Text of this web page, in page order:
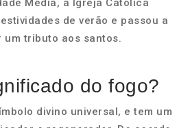
Média, a Igreja Católica
de verão e passou a
um tributo aos santos.
do fogo?
divino universal, e tem um